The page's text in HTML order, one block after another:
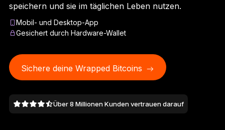
Ledger Nano
Ledger NanoKlassiker
speichern und sie im täglichen Leben nutzen.
Mobil- und Desktop-App
Gesichert durch Hardware-Wallet
Sichere deine Wrapped Bitcoins
Über 8 Millionen Kunden vertrauen darauf